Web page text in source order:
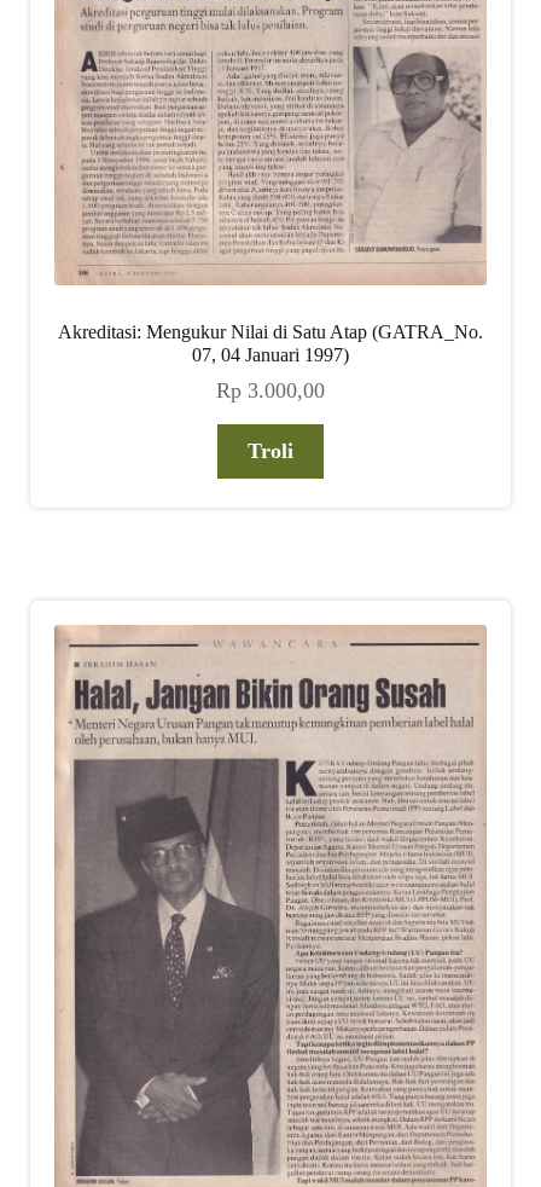
Akreditasi: Mengukur Nilai di Satu Atap (GATRA_No.
07, 04 Januari 1997)
Rp 3.000,00
Troli